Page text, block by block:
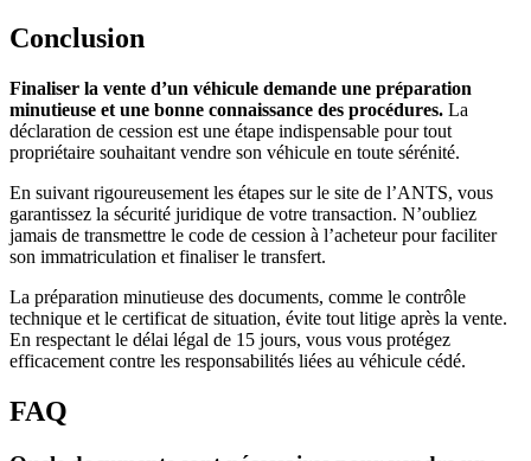
Conclusion
Finaliser la vente d’un véhicule demande une préparation
minutieuse et une bonne connaissance des procédures. La
déclaration de cession est une étape indispensable pour tout
propriétaire souhaitant vendre son véhicule en toute sérénité.
En suivant rigoureusement les étapes sur le site de l’ANTS, vous
garantissez la sécurité juridique de votre transaction. N’oubliez
jamais de transmettre le code de cession à l’acheteur pour faciliter
son immatriculation et finaliser le transfert.
La préparation minutieuse des documents, comme le contrôle
technique et le certificat de situation, évite tout litige après la vente.
En respectant le délai légal de 15 jours, vous vous protégez
efficacement contre les responsabilités liées au véhicule cédé.
FAQ